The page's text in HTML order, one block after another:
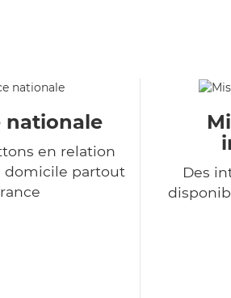
nationale
en relation
domicile partout
Des